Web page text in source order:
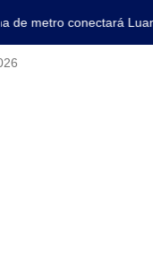
metro conectará